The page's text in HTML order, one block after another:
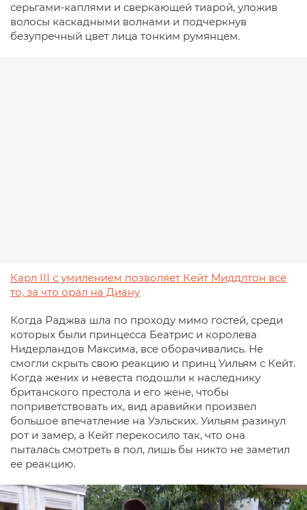
серьгами-каплями и сверкающей тиарой, уложив
волосы каскадными волнами и подчеркнув
безупречный цвет лица тонким румянцем.
Карл III с умилением позволяет Кейт Миддлтон всё
то, за что орал на Диану
Когда Раджва шла по проходу мимо гостей, среди
которых были принцесса Беатрис и королева
Нидерландов Максима, все оборачивались. Не
смогли скрыть свою реакцию и принц Уильям с Кейт.
Когда жених и невеста подошли к наследнику
британского престола и его жене, чтобы
поприветствовать их, вид аравийки произвел
большое впечатление на Уэльских. Уильям разинул
рот и замер, а Кейт перекосило так, что она
пыталась смотреть в пол, лишь бы никто не заметил
ее реакцию.